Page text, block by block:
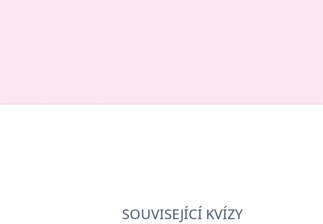
SOUVISEJÍCÍ KVÍZY